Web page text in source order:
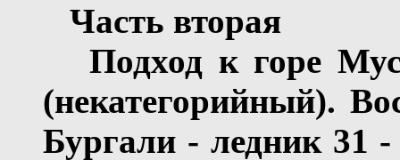
Часть вторая
Подход к горе
(некатегорийный).
Бургали - ледник31 -